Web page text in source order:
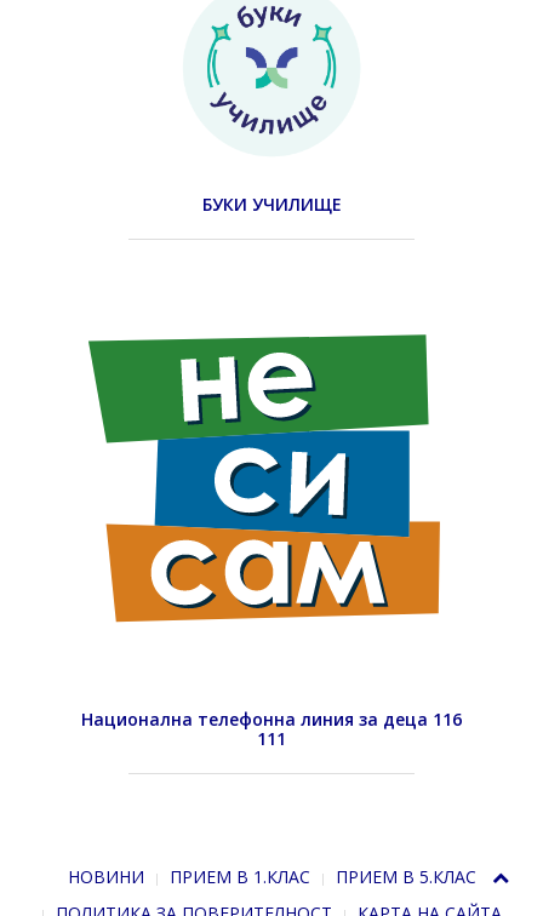
БУКИ УЧИЛИЩЕ
Национална телефонна линия за деца 116
111
НОВИНИ ПРИЕМ В 1.КЛАС
ПРИЕМ В 5.КЛАС